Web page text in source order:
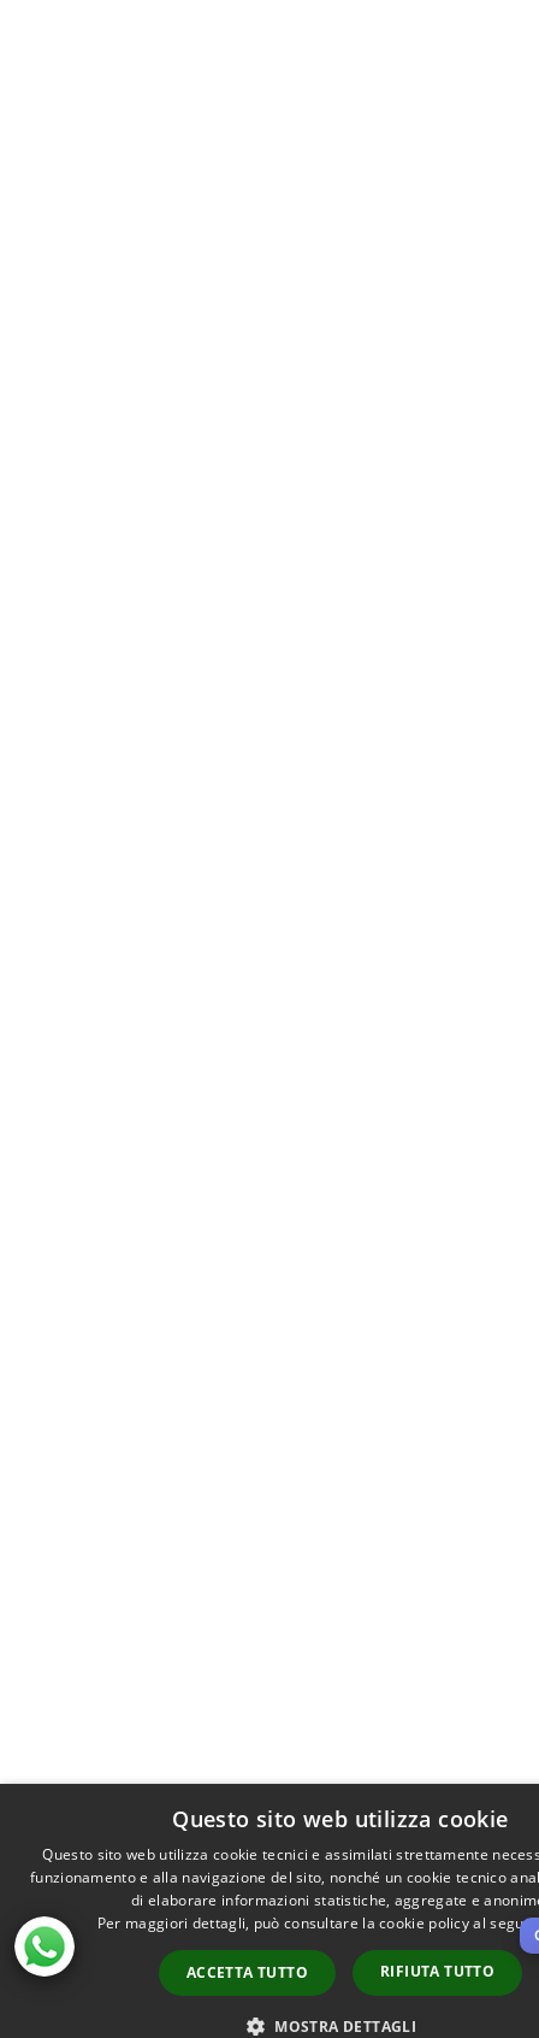
Questo sito web utilizza cookie
Questo sito web utilizza cookie tecnici e assimilati strettamente
funzionamento e alla navigazione del sito, nonché un cookie tecnico
di elaborare informazioni statistiche, aggregate e
Per maggiori dettagli, può consultare la cookie policy al
ACCETTA TUTTO RIFIUTA TUTTO
MOSTRA DETTAGLI